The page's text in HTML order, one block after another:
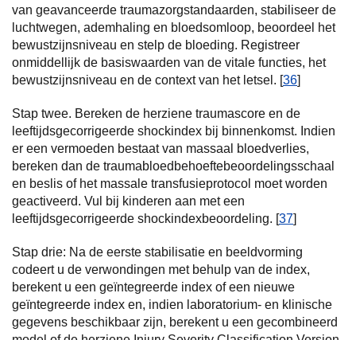
van geavanceerde traumazorgstandaarden, stabiliseer de
luchtwegen, ademhaling en bloedsomloop, beoordeel het
bewustzijnsniveau en stelp de bloeding. Registreer
onmiddellijk de basiswaarden van de vitale functies, het
bewustzijnsniveau en de context van het letsel. [36]
Stap twee. Bereken de herziene traumascore en de
leeftijdsgecorrigeerde shockindex bij binnenkomst. Indien
er een vermoeden bestaat van massaal bloedverlies,
bereken dan de traumabloedbehoeftebeoordelingsschaal
en beslis of het massale transfusieprotocol moet worden
geactiveerd. Vul bij kinderen aan met een
leeftijdsgecorrigeerde shockindexbeoordeling. [37]
Stap drie: Na de eerste stabilisatie en beeldvorming
codeert u de verwondingen met behulp van de index,
berekent u een geïntegreerde index of een nieuwe
geïntegreerde index en, indien laboratorium- en klinische
gegevens beschikbaar zijn, berekent u een gecombineerd